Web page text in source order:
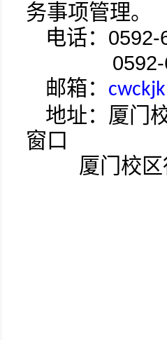
务事项管理。
电话： 0592-
0592-
邮箱：
地址：厦门
窗口
厦门校区